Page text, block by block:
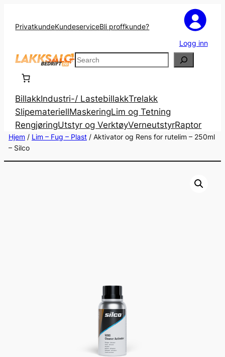
PrivatkundeKundeserviceBli proffkunde?
Logg inn
Search
BillakkIndustri-/ LastebillakkTrelakk
SlipemateriellMaskeringLim og Tetning
RengjøringUtstyr og VerktøyVerneutstyrRaptor
Hjem/ Lim – Fug – Plast/ Aktivator og Rens for rutelim – 250ml
– Silco